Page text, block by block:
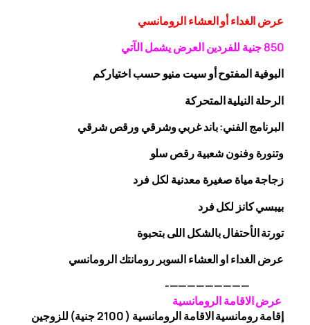
عرض الغداء أو العشاء الرومانسي
850 جنية للفردينالعرض يشمل الآتي
البوفيةالمفتوحأو سيت منيو حسب اختياركم
الرحلةالنيلية المتحركة
البرنامج الفني: باند غربي وشرقيورقصشرقي
وتنورة وفنون شعبيةرقصسلو
زجاجةمياة صغيرة معدنية لكل فرد
بيبسي كانز لكل فرد
تورتة الأحتفال بالشكل اللى بتحبوة
عرض الغداء او العشاء السوبر رومانتك الرومانسي
—————————-
عرض الاقامة الرومانسية
إقامة رومانسية الاقامة الرومانسية ( 2100 جنية) للزوجين